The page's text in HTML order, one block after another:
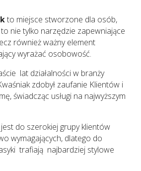
to miejsce stworzone dla osób,
nie tylko narzędzie zapewniające
również ważny element
wyrażać osobowość.
lat działalności w branży
zdobył zaufanie Klientów i
świadcząc usługi na najwyższym
do szerokiej grupy klientów
wymagających, dlatego do
trafiają najbardziej stylowe